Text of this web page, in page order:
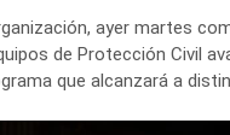
ayer martes
de Protección Civil
que alcanzará a